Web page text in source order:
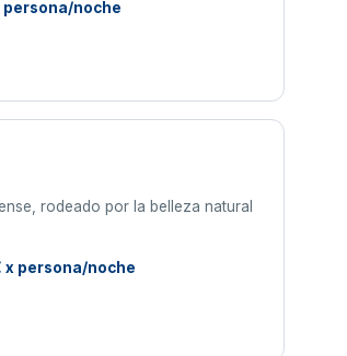
persona/noche
rodeado por la belleza natural
x persona/noche